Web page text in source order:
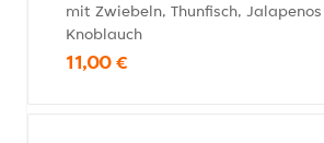
mit Zwiebeln, Thunfisch,
Knoblauch
11,00 €